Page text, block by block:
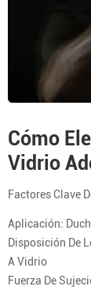
Cómo
Vidrio
Factores Clave
Aplicación:
Disposición De
A Vidrio
Fuerza De